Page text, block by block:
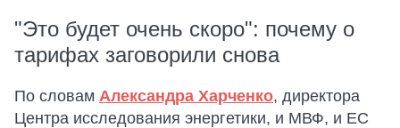
"Это будет очень скоро": почему о
тарифах заговорили снова
По словам Александра Харченко, директора
Центра исследования энергетики, и МВФ, и ЕС